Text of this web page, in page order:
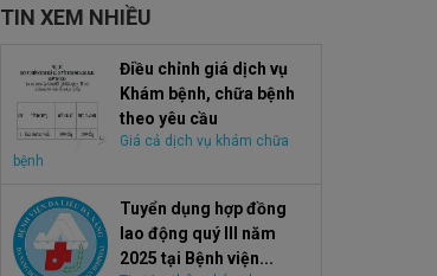
TIN XEM NHIỀU
Điều chỉnh giá dịch vụ
Khám bệnh, chữa bệnh
theo yêu cầu
Giá cả dịch vụ khám chữa
bệnh
Tuyển dụng hợp đồng
lao động quý III năm
2025 tại Bệnh viện...